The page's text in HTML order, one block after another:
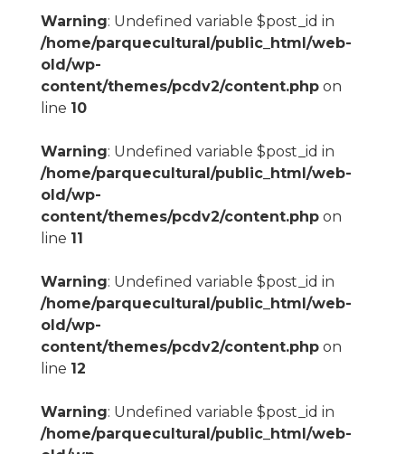
Warning: Undefined variable $post_id in
/home/parquecultural/public_html/web-
old/wp-
content/themes/pcdv2/content.phpon
line 10
Warning: Undefined variable $post_id in
/home/parquecultural/public_html/web-
old/wp-
content/themes/pcdv2/content.phpon
line 11
Warning: Undefined variable $post_id in
/home/parquecultural/public_html/web-
old/wp-
content/themes/pcdv2/content.phpon
line 12
Warning: Undefined variable $post_id in
/home/parquecultural/public_html/web-